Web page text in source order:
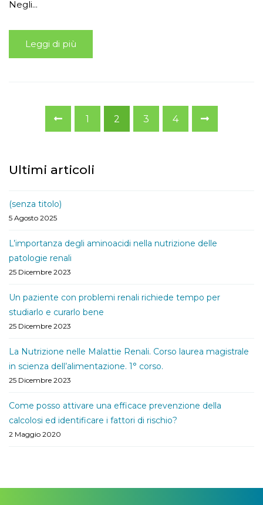
Negli...
Leggi di più
1 2 3 4
Ultimi articoli
(senza titolo)
5 Agosto 2025
L’importanza degli aminoacidi nella nutrizione delle
patologie renali
25 Dicembre 2023
Un paziente con problemi renali richiede tempo per
studiarlo e curarlo bene
25 Dicembre 2023
La Nutrizione nelle Malattie Renali. Corso laurea magistrale
in scienza dell’alimentazione. 1° corso.
25 Dicembre 2023
Come posso attivare una efficace prevenzione della
calcolosi ed identificare i fattori di rischio?
2 Maggio 2020